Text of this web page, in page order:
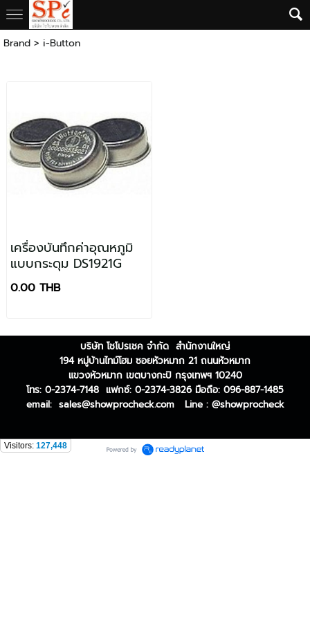
Brand> i-Button
เครื่องบันทึกค่าอุณหภูมิ
แบบกระดุม DS1921G
0.00 THB
บริษัท โชโปรเชค จำกัด สำนักงานใหญ่
194 หมู่บ้านไทม์โฮม ซอยหัวหมาก 21 ถนนหัวหมาก
แขวงหัวหมาก เขตบางกะปิ กรุงเทพฯ 10240
โทร: 0-2374-7148 แฟกซ์: 0-2374-3826 มือถือ: 096-887-1485
email: sales@showprocheck.com Line : @showprocheck
Visitors: 127,448